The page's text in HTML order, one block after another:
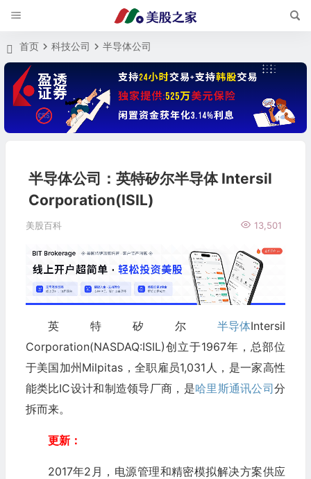
首页 科技公司 半导体公司
半导体公司：英特矽尔半导体 Intersil
Corporation(ISIL)
美股百科 13,501
英特矽尔 半导体Intersil
Corporation(NASDAQ:ISIL)创立于1967年，总部位
于美国加州Milpitas，全职雇员1,031人，是一家高性
能类比IC设计和制造领导厂商，是哈里斯通讯公司分
拆而来。
更新：
2017年2月，电源管理和精密模拟解决方案供应